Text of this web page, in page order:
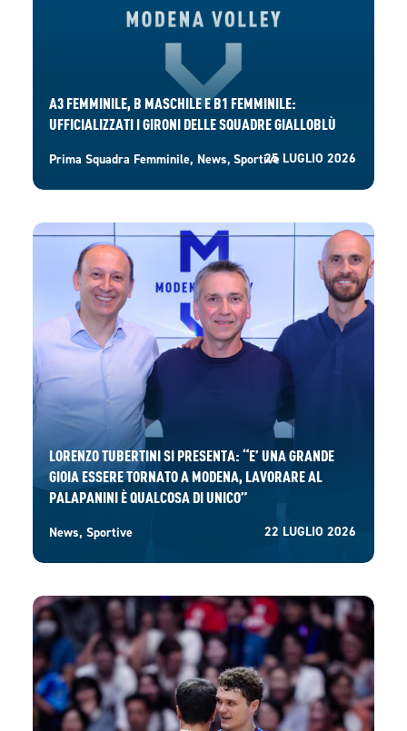
25 LUGLIO 2026
A3 FEMMINILE, B MASCHILE E B1 FEMMINILE:
UFFICIALIZZATI I GIRONI DELLE SQUADRE GIALLOBLÙ
Prima Squadra Femminile, News, Sportive
22 LUGLIO 2026
LORENZO TUBERTINI SI PRESENTA: “E’ UNA GRANDE
GIOIA ESSERE TORNATO A MODENA, LAVORARE AL
PALAPANINI È QUALCOSA DI UNICO”
News, Sportive